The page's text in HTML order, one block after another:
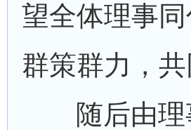
望全体理事
群策群力，
随后由